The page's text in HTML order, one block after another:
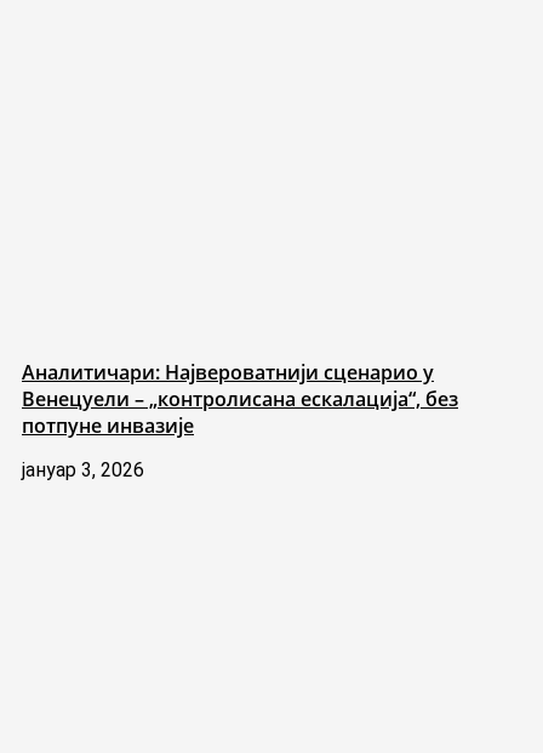
Аналитичари: Највероватнији сценарио у
Венецуели – „контролисана ескалација“, без
потпуне инвазије
јануар 3, 2026